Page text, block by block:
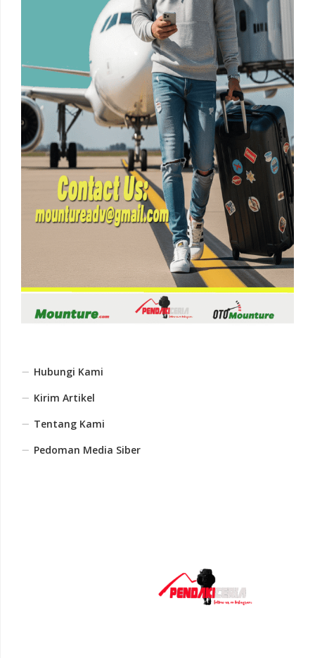
Hubungi Kami
Kirim Artikel
Tentang Kami
Pedoman Media Siber